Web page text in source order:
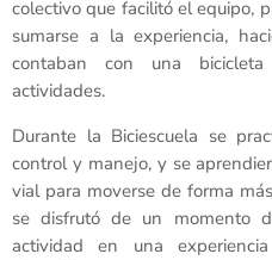
colectivo que facilitó el equipo,
sumarse a la experiencia,
contaban con una
actividades.
Durante la Biciescuela se
control y manejo, y se
vial para moverse de forma
se disfrutó de un momento
actividad en una